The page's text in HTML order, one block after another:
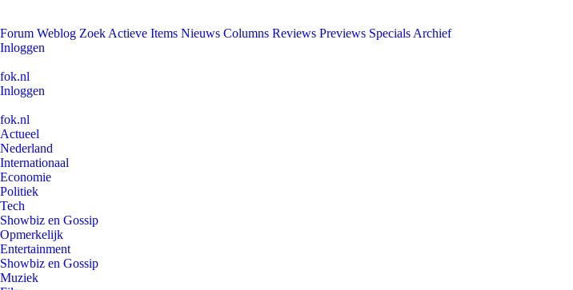
Forum Weblog Zoek Actieve Items Nieuws Columns Reviews Previews Specials Archief
Inloggen
fok.nl
Inloggen
fok.nl
Actueel
Nederland
Internationaal
Economie
Politiek
Tech
Showbiz en Gossip
Opmerkelijk
Entertainment
Showbiz en Gossip
Muziek